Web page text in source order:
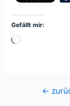
Gefällt mir:
Wird
←